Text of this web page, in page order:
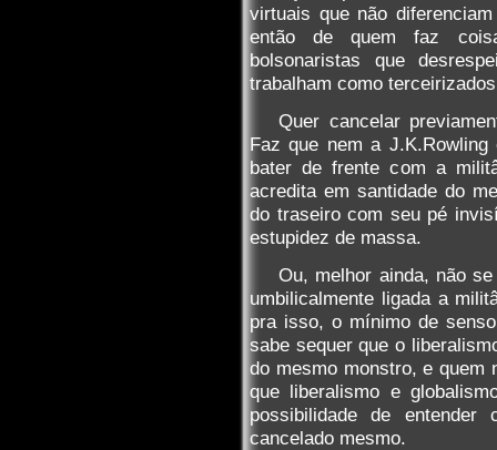
virtuais que não
então de quem faz
bolsonaristas que
trabalham como
Quer cancelar
Faz que nem a
bater de frente com a
acredita em santidade do
do traseiro com seu pé
estupidez de massa.
Ou, melhor ainda, não
umbilicalmente ligada a
pra isso, o mínimo de
sabe sequer que o
do mesmo monstro, e quem
que liberalismo e
possibilidade de
cancelado mesmo.